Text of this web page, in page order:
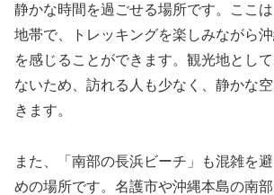
静かな時間を過ごせる場所です。ここ
地帯で、トレッキングを楽しみながら
を感じることができます。観光地とし
ないため、訪れる人も少なく、静かな
きます。
また、「南部の長浜ビーチ」も混雑を
めの場所です。名護市や沖縄本島の南